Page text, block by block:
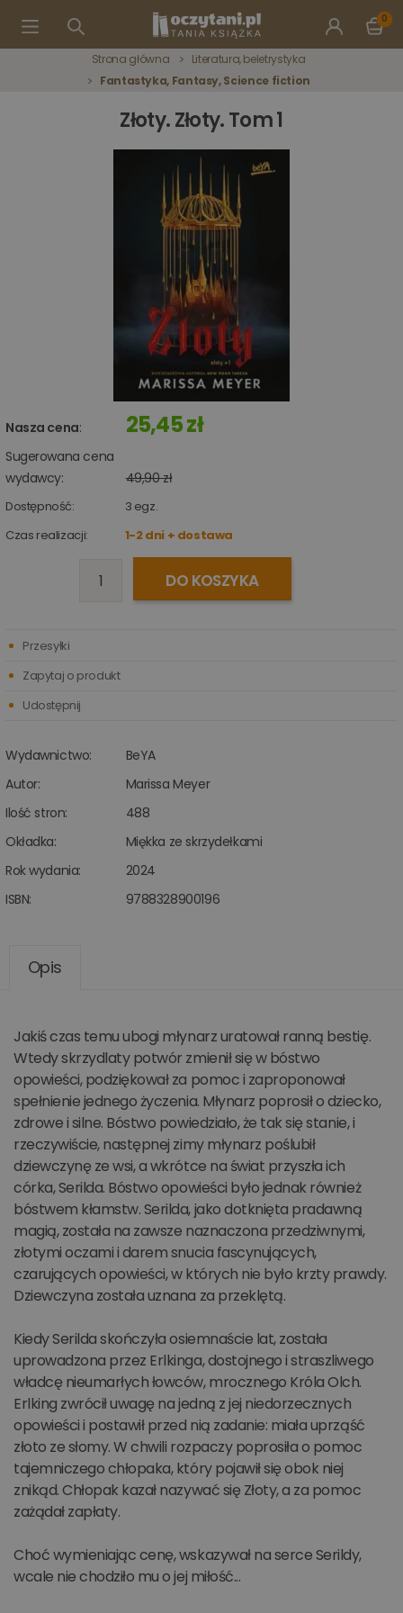
0
Strona główna
Literatura, beletrystyka
Fantastyka, Fantasy, Science fiction
Złoty. Złoty. Tom 1
Nasza cena: 25,45 zł
Sugerowana cena
wydawcy:
49,90 zł
Dostępność: 3 egz.
Czas realizacji:
1-2 dni + dostawa
DO KOSZYKA
Wydawnictwo:
BeYA
Autor:
Marissa Meyer
Ilość stron:
488
Okładka:
Miękka ze skrzydełkami
Rok wydania:
2024
ISBN:
9788328900196
Przesyłki
Zapytaj o produkt
Udostępnij
Opis
Jakiś czas temu ubogi młynarz uratował ranną bestię.
Wtedy skrzydlaty potwór zmienił się w bóstwo
opowieści, podziękował za pomoc i zaproponował
spełnienie jednego życzenia. Młynarz poprosił o dziecko,
zdrowe i silne. Bóstwo powiedziało, że tak się stanie, i
rzeczywiście, następnej zimy młynarz poślubił
dziewczynę ze wsi, a wkrótce na świat przyszła ich
córka, Serilda. Bóstwo opowieści było jednak również
bóstwem kłamstw. Serilda, jako dotknięta pradawną
magią, została na zawsze naznaczona przedziwnymi,
złotymi oczami i darem snucia fascynujących,
czarujących opowieści, w których nie było krzty prawdy.
Dziewczyna została uznana za przeklętą.
Kiedy Serilda skończyła osiemnaście lat, została
uprowadzona przez Erlkinga, dostojnego i straszliwego
władcę nieumarłych łowców, mrocznego Króla Olch.
Erlking zwrócił uwagę na jedną z jej niedorzecznych
opowieści i postawił przed nią zadanie: miała uprząść
złoto ze słomy. W chwili rozpaczy poprosiła o pomoc
tajemniczego chłopaka, który pojawił się obok niej
znikąd. Chłopak kazał nazywać się Złoty, a za pomoc
zażądał zapłaty.
Choć wymieniając cenę, wskazywał na serce Serildy,
wcale nie chodziło mu o jej miłość...